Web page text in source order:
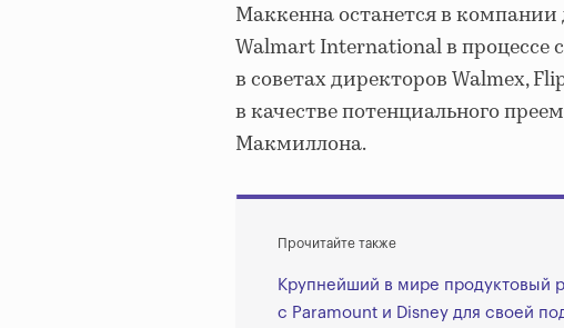
Маккенна останется в компании
Walmart International в процессе
в советах директоров Walmex,
в качестве потенциального
Макмиллона.
Прочитайте также
Крупнейший в мире продуктовый
с Paramount и Disney для своей